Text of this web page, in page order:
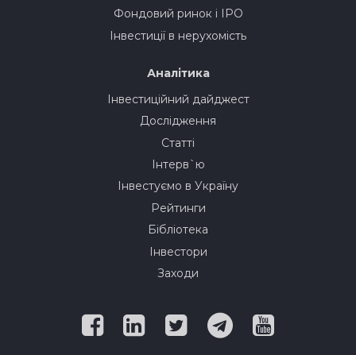
Фондовий ринок і IPO
Інвестиції в нерухомість
Аналітика
Інвестиційний дайджест
Дослідження
Статті
Інтерв`ю
Інвестуємо в Україну
Рейтинги
Бібліотека
Інвестори
Заходи